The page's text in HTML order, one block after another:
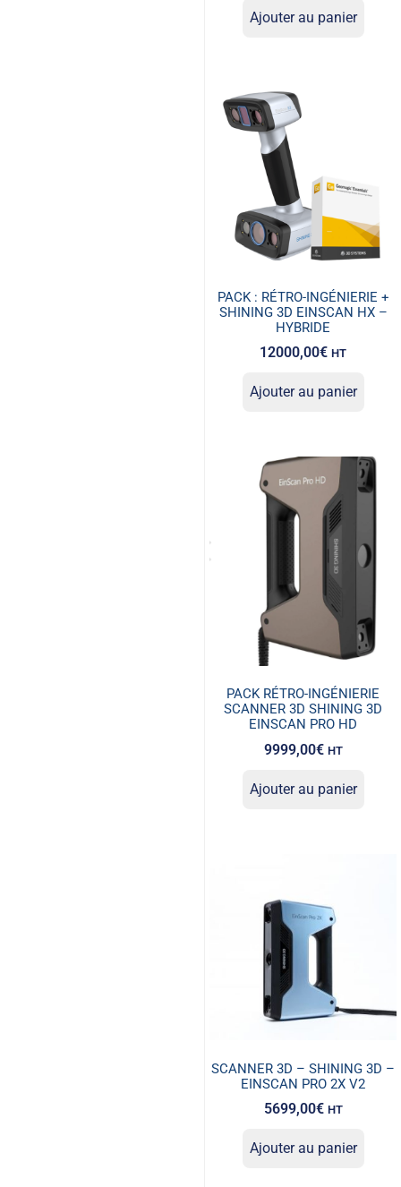
Ajouter au panier
PACK : RÉTRO-INGÉNIERIE +
SHINING 3D EINSCAN HX –
HYBRIDE
12000,00€ HT
Ajouter au panier
PACK RÉTRO-INGÉNIERIE
SCANNER 3D SHINING 3D
EINSCAN PRO HD
9999,00€ HT
Ajouter au panier
SCANNER 3D – SHINING 3D –
EINSCAN PRO 2X V2
5699,00€ HT
Ajouter au panier